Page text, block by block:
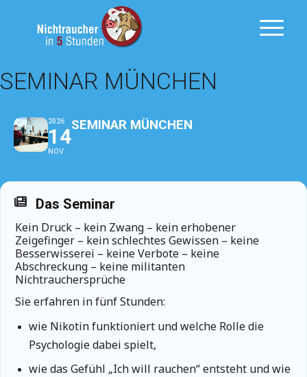
SEMINAR MÜNCHEN
2026
14
NOV
SEMINAR MÜNCHEN
Das Seminar
Kein Druck – kein Zwang – kein erhobener
Zeigefinger – kein schlechtes Gewissen – keine
Besserwisserei – keine Verbote – keine
Abschreckung – keine militanten
Nichtrauchersprüche
Sie erfahren in fünf Stunden:
wie Nikotin funktioniert und welche Rolle die
Psychologie dabei spielt,
wie das Gefühl „Ich will rauchen“ entsteht und wie